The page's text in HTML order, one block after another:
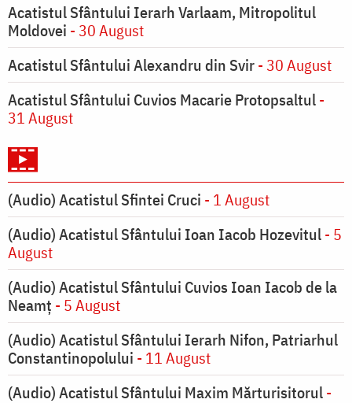
Acatistul Sfântului Ierarh Varlaam, Mitropolitul
Moldovei - 30 August
Acatistul Sfântului Alexandru din Svir- 30 August
Acatistul Sfântului Cuvios Macarie Protopsaltul-
31 August
(Audio) Acatistul Sfintei Cruci - 1 August
(Audio) Acatistul Sfântului Ioan Iacob Hozevitul- 5
August
(Audio) Acatistul Sfântului Cuvios Ioan Iacob de la
Neamț - 5 August
(Audio) Acatistul Sfântului Ierarh Nifon, Patriarhul
Constantinopolului - 11 August
(Audio) Acatistul Sfântului Maxim Mărturisitorul-